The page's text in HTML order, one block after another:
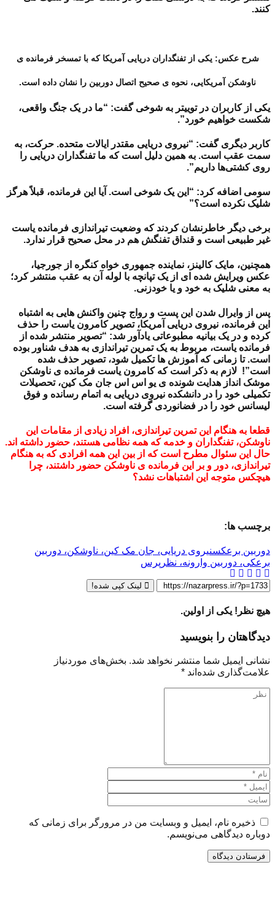
کنند.
شرح عکس: یکی از تفنگداران دریایی آمریکا که با تمسخر فرمانده ی
ناوشکن آمریکایی، نحوه ی صحیح اتصال دوربین را نشان داده است.
یکی از کاربران در توییتر به شوخی گفت: “ما در یک جنگ واقعی،
شکست خواهیم خورد”.
کاربر دیگری گفت: “نیروی دریایی مقتدر ایالات متحده. حرکت، به
سمت عقب است. به همین دلیل است که ما تفنگداران دریایی را
روی کشتی‌ها داریم”.
سومی اضافه کرد: “این یک شوخی است. آیا این فرمانده، قبلاً هرگز
شلیک نکرده است؟”
برخی دیگر خاطرنشان کردند که وضعیت تیراندازی فرمانده یاست
غیر طبیعی است و قنداق تفنگش هم در محل صحیح قرار ندارد.
همچنین، مایک کالینز، نماینده جمهوری خواه کنگره از جورجیا،
عکس ویرایش شده ای از یک تپانچه با لوله آن به عقب منتشر کرد؛
به معنی شلیک به خود و یا خودزنی.
پس از وایرال شدن این پست و رواج چنین واکنش هایی به اشتباه
این فرمانده، نیروی دریایی آمریکا، تصویر کامرون یاست را حذف
کرده و در یک بیانیه مطبوعاتی یادآور شد: “تصویر منتشر شده از
فرمانده یاست، مربوط به یک تمرین تیراندازی به هدف شناور بوده
است. تا زمانی که آموزش ها تکمیل شود، تصویر حذف شده
است”! لازم به ذکر است که کامرون یاست فرمانده ی ناوشکن
موشک انداز هدایت شونده ی یو اس اس جان مک کین، تحصیلات
تکمیلی خود را در دانشکده نیروی دریایی به اتمام رسانده و فوق
لیسانس خود را در فضانوردی گرفته است.
قطعا به هنگام این تمرین تیراندازی، افراد زیادی از مقامات این
ناوشکن، تفنگداران و خدمه که همه نظامی هستند، حضور داشته اند.
حال این سئوال مطرح است که از بین این همه افرادی که به هنگام
تیراندازی، دور و بر این فرمانده ی ناوشکن حضور داشتند، چرا
هیچکس متوجه این اشتباهات نشد؟
برچسب ها:
دوربین برعکسنیروی دریایی، جان مک کین، ناوشکن، دوربین
برعکی، دوربین وارونه، نظرپرس
لینک کپی شده!
هیچ نظر! یکی از اولین.
دیدگاهتان را بنویسید
نشانی ایمیل شما منتشر نخواهد شد. بخش‌های موردنیاز
علامت‌گذاری شده‌اند *
ذخیره نام، ایمیل و وبسایت من در مرورگر برای زمانی که
دوباره دیدگاهی می‌نویسم.